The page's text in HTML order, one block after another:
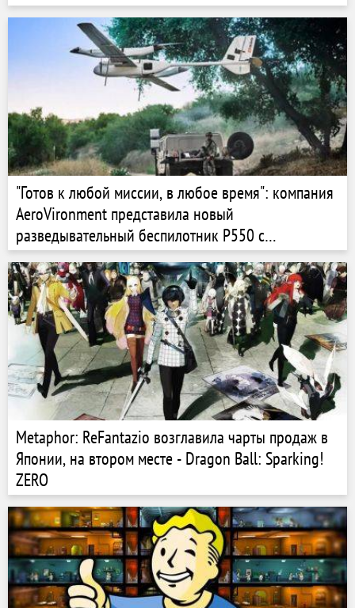
"Готов к любой миссии, в любое время": компания
AeroVironment представила новый
разведывательный беспилотник P550 с
вертикальным взлетом и посадкой
Metaphor: ReFantazio возглавила чарты продаж в
Японии, на втором месте - Dragon Ball: Sparking!
ZERO